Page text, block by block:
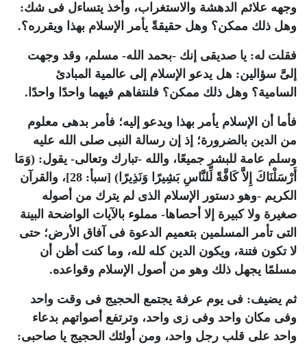
وجهه علائم الدهشة والاستغراب، وأخذ يتساءل فى شك:
وهل ذلك ممكن؟ وهل حقيقةً يأمر الإسلام بهذا ويقرره؟.
فقلت له: يا صديقى إنك -بحمد الله- مسلم، وقد وجهت
إلىَّ سؤالين: هل يدعو الإسلام إلى عالمية المبادئ
السامية؟ وهل ذلك ممكن؟ فلنتفاهم فيهما واحدًا واحدًا.
فأما أن الإسلام يأمر بهذا ويدعو إليه؛ فأمر بدهى معلوم
من الدين بالضرورة؛ إذ إن رسالة النبى صلى الله عليه
وسلم عامة للبشر جميعًا، والله -تبارك وتعالى- يقول: (وَمَا
أَرْسَلْنَاكَ إِلاَّ كَافَّةً لِّلنَّاسِ بَشِيرًا وَنَذِيرًا) [سبأ: 28]، والقرآن
الكريم -وهو دستور الإسلام الذى لم يترك من أصوله
صغيرة ولا كبيرة إلا أحصاها- مملوء بالآيات الواضحة البينة
التى تأمر المسلمين بتعميم الدعوة فى آفاق الأرض؛ حتى
لا تكون فتنة، ويكون الدين كله لله، وما كنت أظن أن
مسلمًا يجهل ذلك وهو من أصول الإسلام وقواعده.
ثم يضيف: فى يوم عرفة يجتمع الحجيج فى وقت واحد
وفى مكان واحد وفى زى واحد، وترتفع أصواتهم بدعاء
واحد على قلب رجل واحد، ومن أولئك الحجيج يا صاحبى: